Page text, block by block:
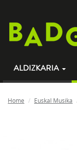
ALDIZKARIA
Home Euskal Musika